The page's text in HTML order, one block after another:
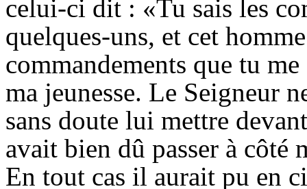
celui-ci dit : «Tu sais les
quelques-uns, et cet
commandements que tu
ma jeunesse. Le Seigneur
sans doute lui mettre
avait bien dû passer à côté
En tout cas il aurait pu en